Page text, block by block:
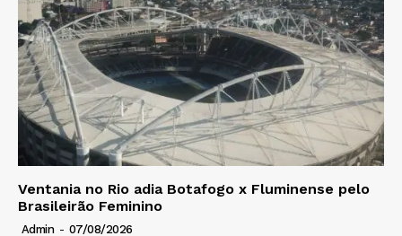
Ventania no Rio adia Botafogo x Fluminense pelo
Brasileirão Feminino
Admin - 07/08/2026